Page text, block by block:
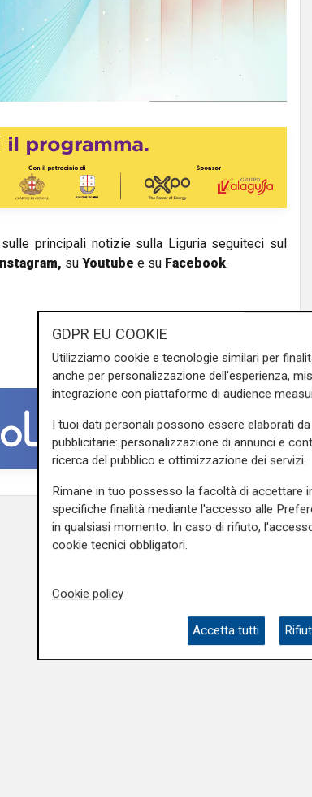
l
a
V
i
d
e
o
sulle principali notizie sulla Liguria seguiteci sul
, su Youtube e su Facebook.
GDPR EU COOKIE
Utilizziamo cookie e tecnologie similari per
anche per personalizzazione dell'esperienza,
integrazione con piattaforme di audience
I tuoi dati personali possono essere elaborati
pubblicitarie: personalizzazione di annunci e
ricerca del pubblico e ottimizzazione dei servizi.
Rimane in tuo possesso la facoltà di accettare
specifiche finalità mediante l'accesso alle
in qualsiasi momento. In caso di rifiuto,
cookie tecnici obbligatori.
Cookie policy
Accetta tutti